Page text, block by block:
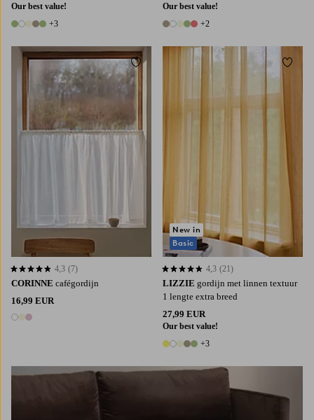
Our best value!
8 kleuren
+3
Our best value!
7 kleuren
+2
CORINNE cafégordijn
16,99 EUR
3 kleuren
4,3 op basis van 7 beoordelingen
4,3 (7)
Toevoegen aan favorieten
LIZZIE gordijn met linnen textuur
1 lengte extra breed
27,99 EUR
Our best value!
8 kleuren
+3
4,3 op basis van 21 beoordelingen
4,3 (21)
New in
Basic